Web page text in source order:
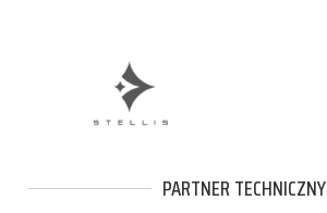
PARTNER TECHNICZNY